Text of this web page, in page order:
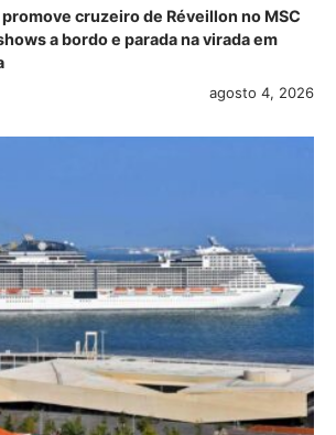
cruzeiro de Réveillon no MSC
a bordo e parada na virada em
agosto 4, 2026